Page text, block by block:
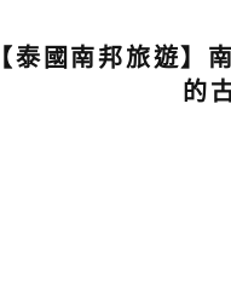
【泰國南邦旅遊】
的